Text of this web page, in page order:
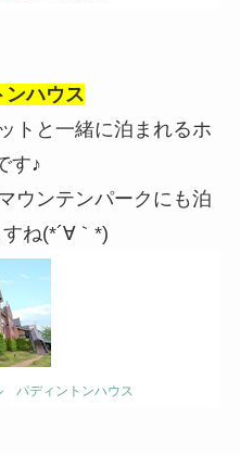
ンハウス
トと一緒に泊まれるホ
す♪
ウンテンパークにも泊
ね(*´∀｀*)
パディントンハウス